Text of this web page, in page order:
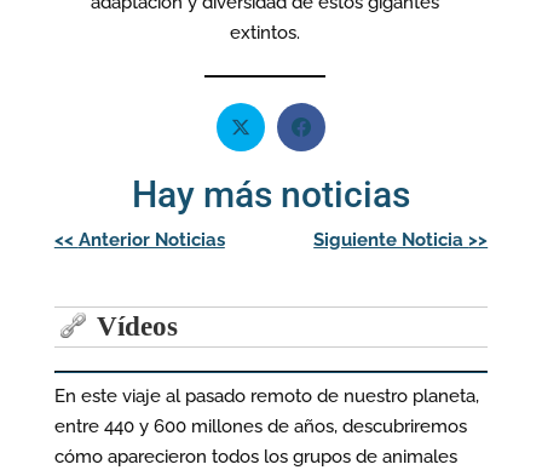
extintos.
Hay más noticias
Navegación
de
<< Anterior Noticias Siguiente Noticia >>
Vídeos
En este viaje al pasado remoto de nuestro planeta,
entre 440 y 600 millones de años, descubriremos
cómo aparecieron todos los grupos de animales